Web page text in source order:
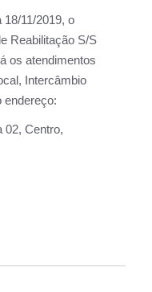
18/11/2019, o
Reabilitação S/S
os atendimentos
Intercâmbio
endereço:
02, Centro,